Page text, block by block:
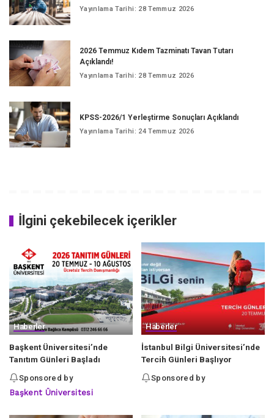
Yayınlama Tarihi: 28 Temmuz 2026
2026 Temmuz Kıdem Tazminatı Tavan Tutarı
Açıklandı!
Yayınlama Tarihi: 28 Temmuz 2026
KPSS-2026/1 Yerleştirme Sonuçları Açıklandı
Yayınlama Tarihi: 24 Temmuz 2026
İlgini çekebilecek içerikler
Haberler
Başkent Üniversitesi’nde
Tanıtım Günleri Başladı
Sponsored by
Başkent Üniversitesi
Haberler
İstanbul Bilgi Üniversitesi’nde
Tercih Günleri Başlıyor
Sponsored by